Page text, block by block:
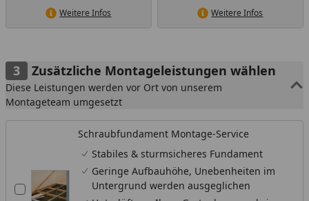
Weitere Infos Weitere Infos
Zusätzliche Montageleistungen wählen
Diese Leistungen werden vor Ort von unserem
Montageteam umgesetzt
Schraubfundament Montage-Service
Stabiles & sturmsicheres Fundament
Geringe Aufbauhöhe, Unebenheiten im
Untergrund werden ausgeglichen